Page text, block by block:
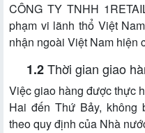
CÔNG TY TNHH
phạm vi lãnh thổ Việt
nhận ngoài Việt Nam hiện
Thời gian giao
Việc giao hàng được thực
Hai đến Thứ Bảy, không
theo quy định của Nhà